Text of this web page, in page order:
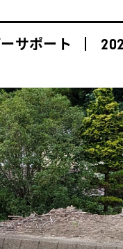
サポート